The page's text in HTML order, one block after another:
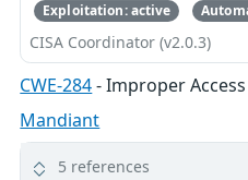
Exploitation: active
CISA Coordinator (v2.0.3)
CWE-284- Improper
Mandiant
5 references